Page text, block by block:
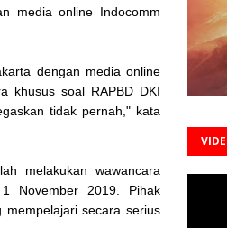
media online Indocomm
dengan media online
khusus soal RAPBD DKI
tidak pernah," kata
melakukan wawancara
November 2019. Pihak
secara serius